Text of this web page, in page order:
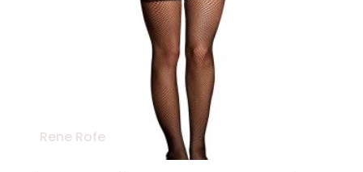
Rene Rofe